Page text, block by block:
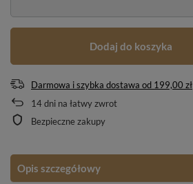
Dodaj do koszyka
Darmowa i szybka dostawa od 199,00 zł
14dni na łatwy zwrot
Bezpieczne zakupy
Opis szczegółowy